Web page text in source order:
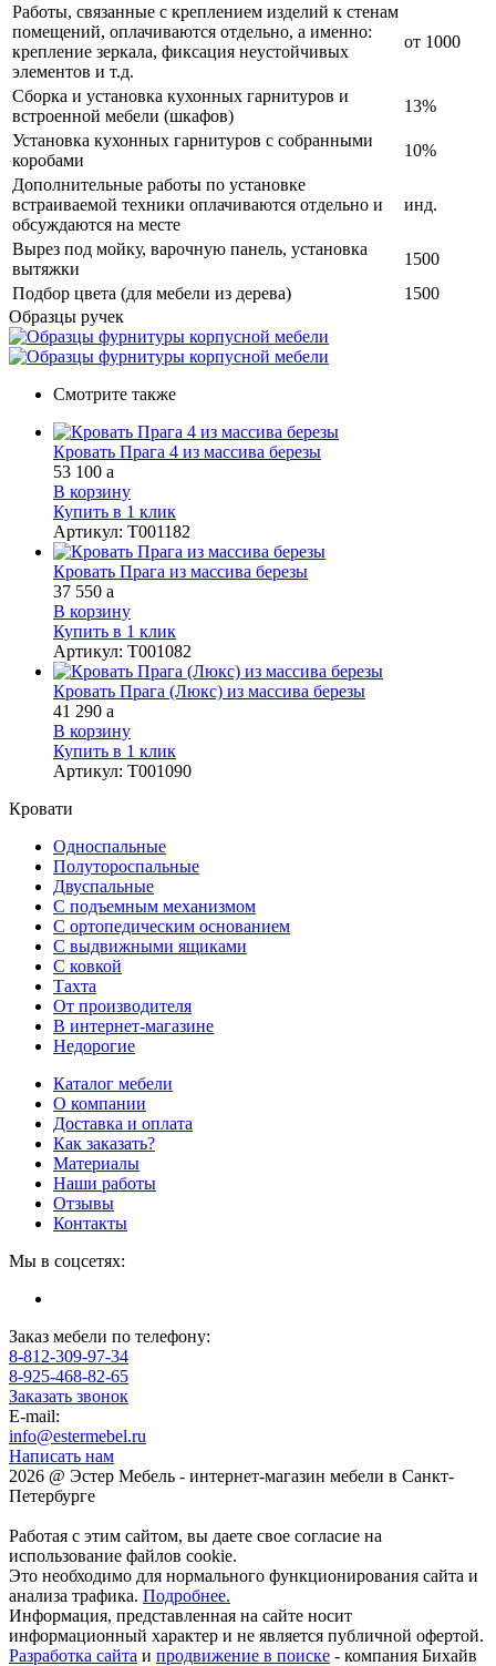
Работы, связанные с креплением изделий к стенам
помещений, оплачиваются отдельно, а именно:
крепление зеркала, фиксация неустойчивых
элементов и т.д.
от 1000
Сборка и установка кухонных гарнитуров и
встроенной мебели (шкафов)
13%
Установка кухонных гарнитуров с собранными
коробами
10%
Дополнительные работы по установке
встраиваемой техники оплачиваются отдельно и
обсуждаются на месте
инд.
Вырез под мойку, варочную панель, установка
вытяжки
1500
Подбор цвета (для мебели из дерева)
1500
Образцы ручек
Смотрите также
Кровать Прага 4 из массива березы
53 100 a
В корзину
Купить в 1 клик
Артикул: Т001182
Кровать Прага из массива березы
37 550 a
В корзину
Купить в 1 клик
Артикул: Т001082
Кровать Прага (Люкс) из массива березы
41 290 a
В корзину
Купить в 1 клик
Артикул: Т001090
Кровати
Односпальные
Полутороспальные
Двуспальные
С подъемным механизмом
С ортопедическим основанием
С выдвижными ящиками
С ковкой
Тахта
От производителя
В интернет-магазине
Недорогие
Каталог мебели
О компании
Доставка и оплата
Как заказать?
Материалы
Наши работы
Отзывы
Контакты
Мы в соцсетях:
Заказ мебели по телефону:
8-812-309-97-34
8-925-468-82-65
Заказать звонок
E-mail:
info@estermebel.ru
Написать нам
2026 @ Эстер Мебель - интернет-магазин мебели в Санкт-
Петербурге
Работая с этим сайтом, вы даете свое согласие на
использование файлов cookie.
Это необходимо для нормального функционирования сайта и
анализа трафика. Подробнее.
Информация, представленная на сайте носит
информационный характер и не является публичной офертой.
Разработка сайта и продвижение в поиске - компания Бихайв